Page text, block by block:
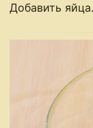
Добавить яйца.